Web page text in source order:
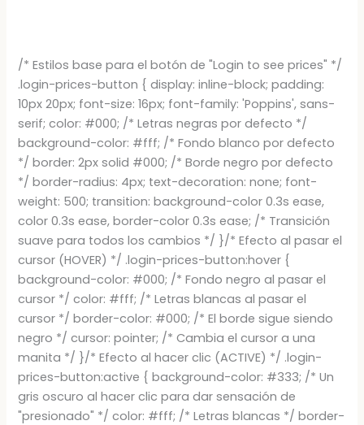
/* Estilos base para el botón de "Login to see prices" */
.login-prices-button { display: inline-block; padding:
10px 20px; font-size: 16px; font-family: 'Poppins', sans-
serif; color: #000; /* Letras negras por defecto */
background-color: #fff; /* Fondo blanco por defecto
*/ border: 2px solid #000; /* Borde negro por defecto
*/ border-radius: 4px; text-decoration: none; font-
weight: 500; transition: background-color 0.3s ease,
color 0.3s ease, border-color 0.3s ease; /* Transición
suave para todos los cambios */ }/* Efecto al pasar el
cursor (HOVER) */ .login-prices-button:hover {
background-color: #000; /* Fondo negro al pasar el
cursor */ color: #fff; /* Letras blancas al pasar el
cursor */ border-color: #000; /* El borde sigue siendo
negro */ cursor: pointer; /* Cambia el cursor a una
manita */ }/* Efecto al hacer clic (ACTIVE) */ .login-
prices-button:active { background-color: #333; /* Un
gris oscuro al hacer clic para dar sensación de
"presionado" */ color: #fff; /* Letras blancas */ border-